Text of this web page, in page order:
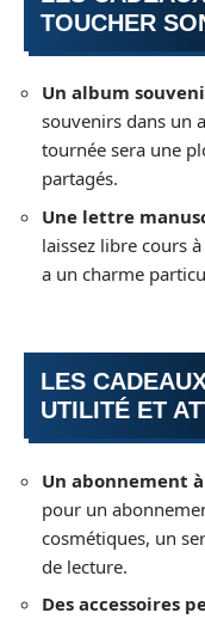
TOUCHER
Un album
souvenirs dans un
tournée sera une
partagés.
Une lettre
laissez libre cours
a un charme
LES
UTILITÉ ET
Un abonnement
pour un
cosmétiques, un
de lecture.
Des accessoires